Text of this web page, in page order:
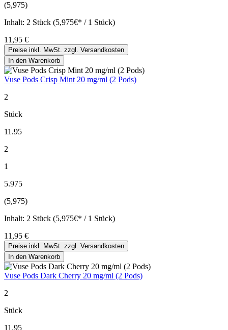
(5,975)
Inhalt: 2 Stück (5,975€* / 1 Stück)
11,95 €
Preise inkl. MwSt. zzgl. Versandkosten
In den Warenkorb
Vuse Pods Crisp Mint 20 mg/ml (2 Pods)
2
Stück
11.95
2
1
5.975
(5,975)
Inhalt: 2 Stück (5,975€* / 1 Stück)
11,95 €
Preise inkl. MwSt. zzgl. Versandkosten
In den Warenkorb
Vuse Pods Dark Cherry 20 mg/ml (2 Pods)
2
Stück
11.95